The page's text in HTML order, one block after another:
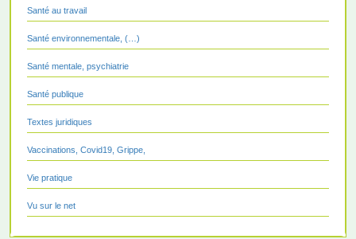
Santé au travail
Santé environnementale, (…)
Santé mentale, psychiatrie
Santé publique
Textes juridiques
Vaccinations, Covid19, Grippe,
Vie pratique
Vu sur le net